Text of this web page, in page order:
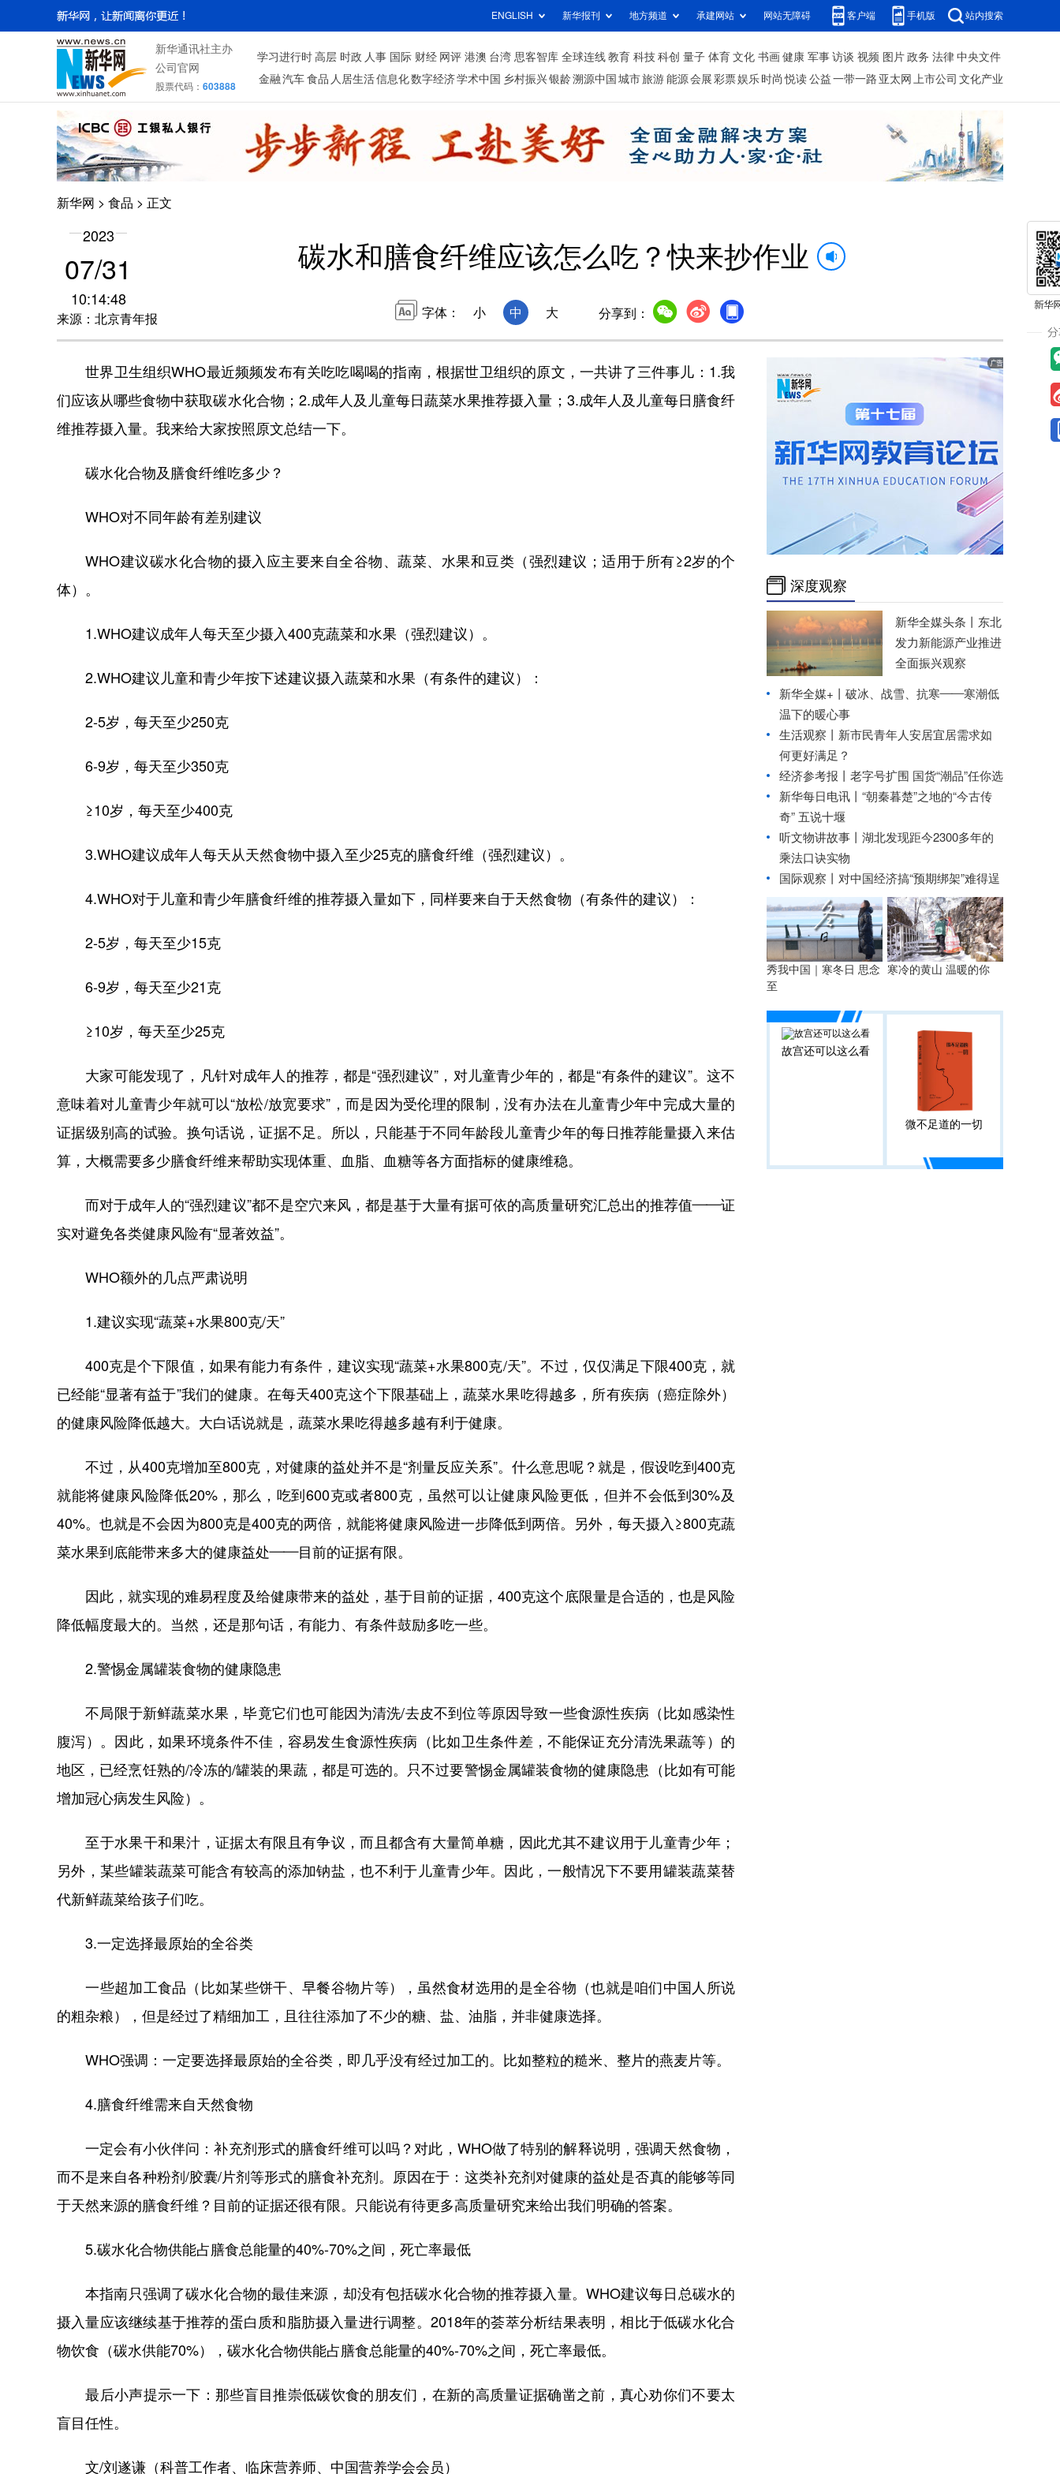
ENGLISH 新华报刊 地方频道 承建网站 网站无障碍 客户端 手机版 站内搜索
新华通讯社主办
公司官网
股票代码： 603888
学习进行时 高层 时政 人事 国际 财经 网评 港澳 台湾 思客智库 全球连线 教育 科技 科创 量子 体育 文化 书画 健康 军事 访谈 视频 图片 政务 法律 中央文件
金融 汽车 食品 人居生活信息化数字经济学术中国 乡村振兴银龄溯源中国 城市旅游 能源 会展 彩票娱乐 时尚 悦读 公益 一带一路 亚太网 上市公司 文化产业
新华网 > 食品 > 正文
2023
07/31
10:14:48
来源：北京青年报
碳水和膳食纤维应该怎么吃？快来抄作业
字体： 小 中 大 分享到：
世界卫生组织WHO最近频频发布有关吃吃喝喝的指南，根据世卫组织的原文，一共讲了三件事儿：1.我
们应该从哪些食物中获取碳水化合物；2.成年人及儿童每日蔬菜水果推荐摄入量；3.成年人及儿童每日膳食纤
维推荐摄入量。我来给大家按照原文总结一下。
碳水化合物及膳食纤维吃多少？
WHO对不同年龄有差别建议
WHO建议碳水化合物的摄入应主要来自全谷物、蔬菜、水果和豆类（强烈建议；适用于所有≥2岁的个
体）。
1.WHO建议成年人每天至少摄入400克蔬菜和水果（强烈建议）。
2.WHO建议儿童和青少年按下述建议摄入蔬菜和水果（有条件的建议）：
2-5岁，每天至少250克
6-9岁，每天至少350克
≥10岁，每天至少400克
3.WHO建议成年人每天从天然食物中摄入至少25克的膳食纤维（强烈建议）。
4.WHO对于儿童和青少年膳食纤维的推荐摄入量如下，同样要来自于天然食物（有条件的建议）：
2-5岁，每天至少15克
6-9岁，每天至少21克
≥10岁，每天至少25克
大家可能发现了，凡针对成年人的推荐，都是“强烈建议”，对儿童青少年的，都是“有条件的建议”。这不
意味着对儿童青少年就可以“放松/放宽要求”，而是因为受伦理的限制，没有办法在儿童青少年中完成大量的
证据级别高的试验。换句话说，证据不足。所以，只能基于不同年龄段儿童青少年的每日推荐能量摄入来估
算，大概需要多少膳食纤维来帮助实现体重、血脂、血糖等各方面指标的健康维稳。
而对于成年人的“强烈建议”都不是空穴来风，都是基于大量有据可依的高质量研究汇总出的推荐值——证
实对避免各类健康风险有“显著效益”。
WHO额外的几点严肃说明
1.建议实现“蔬菜+水果800克/天”
400克是个下限值，如果有能力有条件，建议实现“蔬菜+水果800克/天”。不过，仅仅满足下限400克，就
已经能“显著有益于”我们的健康。在每天400克这个下限基础上，蔬菜水果吃得越多，所有疾病（癌症除外）
的健康风险降低越大。大白话说就是，蔬菜水果吃得越多越有利于健康。
不过，从400克增加至800克，对健康的益处并不是“剂量反应关系”。什么意思呢？就是，假设吃到400克
就能将健康风险降低20%，那么，吃到600克或者800克，虽然可以让健康风险更低，但并不会低到30%及
40%。也就是不会因为800克是400克的两倍，就能将健康风险进一步降低到两倍。另外，每天摄入≥800克蔬
菜水果到底能带来多大的健康益处——目前的证据有限。
因此，就实现的难易程度及给健康带来的益处，基于目前的证据，400克这个底限量是合适的，也是风险
降低幅度最大的。当然，还是那句话，有能力、有条件鼓励多吃一些。
2.警惕金属罐装食物的健康隐患
不局限于新鲜蔬菜水果，毕竟它们也可能因为清洗/去皮不到位等原因导致一些食源性疾病（比如感染性
腹泻）。因此，如果环境条件不佳，容易发生食源性疾病（比如卫生条件差，不能保证充分清洗果蔬等）的
地区，已经烹饪熟的/冷冻的/罐装的果蔬，都是可选的。只不过要警惕金属罐装食物的健康隐患（比如有可能
增加冠心病发生风险）。
至于水果干和果汁，证据太有限且有争议，而且都含有大量简单糖，因此尤其不建议用于儿童青少年；
另外，某些罐装蔬菜可能含有较高的添加钠盐，也不利于儿童青少年。因此，一般情况下不要用罐装蔬菜替
代新鲜蔬菜给孩子们吃。
3.一定选择最原始的全谷类
一些超加工食品（比如某些饼干、早餐谷物片等），虽然食材选用的是全谷物（也就是咱们中国人所说
的粗杂粮），但是经过了精细加工，且往往添加了不少的糖、盐、油脂，并非健康选择。
WHO强调：一定要选择最原始的全谷类，即几乎没有经过加工的。比如整粒的糙米、整片的燕麦片等。
4.膳食纤维需来自天然食物
一定会有小伙伴问：补充剂形式的膳食纤维可以吗？对此，WHO做了特别的解释说明，强调天然食物，
而不是来自各种粉剂/胶囊/片剂等形式的膳食补充剂。原因在于：这类补充剂对健康的益处是否真的能够等同
于天然来源的膳食纤维？目前的证据还很有限。只能说有待更多高质量研究来给出我们明确的答案。
5.碳水化合物供能占膳食总能量的40%-70%之间，死亡率最低
本指南只强调了碳水化合物的最佳来源，却没有包括碳水化合物的推荐摄入量。WHO建议每日总碳水的
摄入量应该继续基于推荐的蛋白质和脂肪摄入量进行调整。2018年的荟萃分析结果表明，相比于低碳水化合
物饮食（碳水供能70%），碳水化合物供能占膳食总能量的40%-70%之间，死亡率最低。
最后小声提示一下：那些盲目推崇低碳饮食的朋友们，在新的高质量证据确凿之前，真心劝你们不要太
盲目任性。
文/刘遂谦（科普工作者、临床营养师、中国营养学会会员）
深度观察
新华全媒头条丨 东北
发力新能源产业推进
全面振兴观察
新华全媒+丨 破冰、战雪、抗寒——寒潮低
温下的暖心事
生活观察丨新市民青年人安居宜居需求如
何更好满足？
经济参考报丨 老字号扩围 国货“潮品”任你选
新华每日电讯丨 “朝秦暮楚”之地的“今古传
奇” 五说十堰
听文物讲故事丨湖北发现距今2300多年的
乘法口诀实物
国际观察丨 对中国经济搞“预期绑架”难得逞
秀我中国｜寒冬日 思念
至
寒冷的黄山 温暖的你
故宫还可以这么看
微不足道的一切